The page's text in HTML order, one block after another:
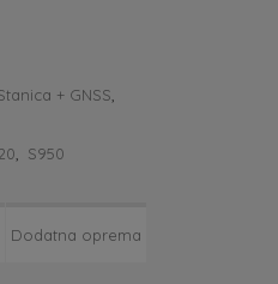
+ GNSS
S950
Dodatna oprema